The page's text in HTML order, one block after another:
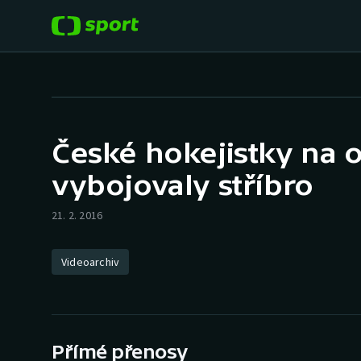
Hokej
Tenis
Cyklistika
Baseball a softbal
Basketbal
České hokejistky na
vybojovaly stříbro
21. 2. 2016
Videoarchiv
Přímé přenosy